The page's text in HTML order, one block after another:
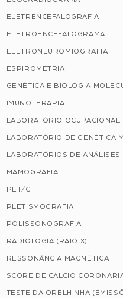
ELETRENCEFALOGRAFIA
ELETROENCEFALOGRAMA
ELETRONEUROMIOGRAFIA
ESPIROMETRIA
GENÉTICA E BIOLOGIA
IMUNOTERAPIA
LABORATÓRIO OCUPACIONAL
LABORATÓRIO DE GENÉTICA
LABORATÓRIOS DE ANÁLISES
MAMOGRAFIA
PET/CT
PLETISMOGRAFIA
POLISSONOGRAFIA
RADIOLOGIA (RAIO X)
RESSONÂNCIA MAGNÉTICA
SCORE DE CÁLCIO
TESTE DA ORELHINHA